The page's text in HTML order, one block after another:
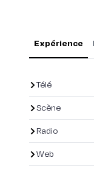
Expérience
Télé
Scène
Radio
Web